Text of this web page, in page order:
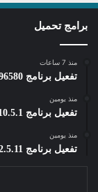
برامج تحميل
منذ 7 ساعات
تفعيل برنامج Ant Download Manager Pro 2.17.7 Build 96580
منذ يومين
تفعيل برنامج Kotato All Video Downloader Pro 10.5.1
منذ يومين
تفعيل برنامج YT Video Downloader 12.5.11